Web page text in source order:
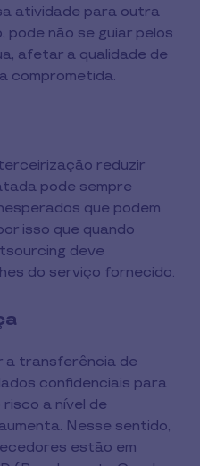
atividade para outra
pode não se guiar pelos
afetar a qualidade de
comprometida.
reduzir
pode sempre
que podem
isso que quando
deve
do serviço fornecido.
a transferência de
confidenciais para
a nível de
Nesse sentido,
estão em